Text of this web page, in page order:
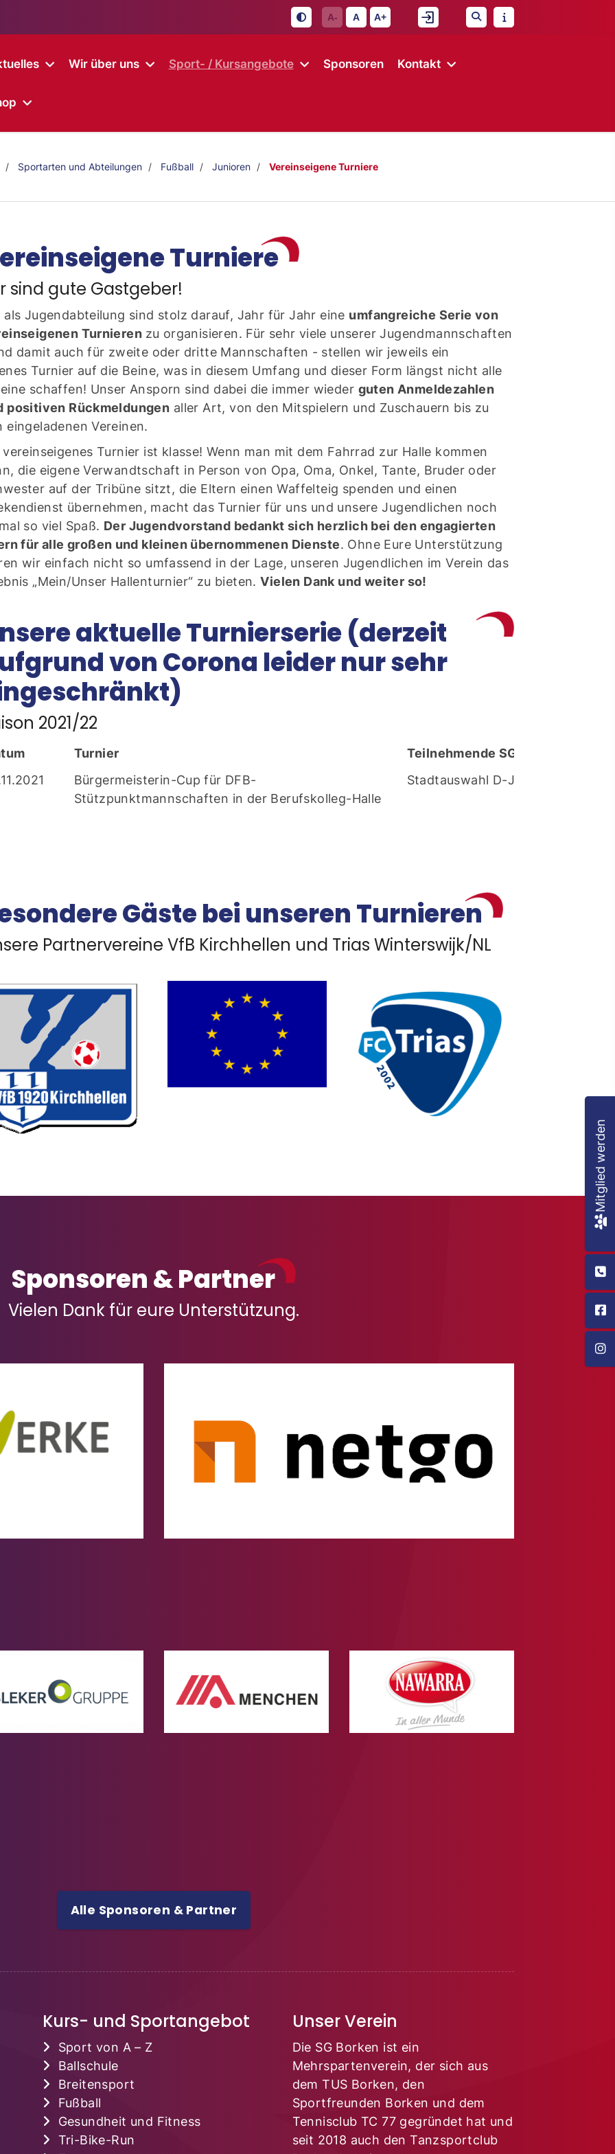
A- A A+
Wir über uns Sport- / Kursangebote Sponsoren Kontakt
Sportarten und Abteilungen Fußball Junioren Vereinseigene Turniere
Turniere
sind gute Gastgeber!
als Jugendabteilung sind stolz darauf, Jahr für Jahr eine umfangreiche Serie von
Turnieren zu organisieren. Für sehr viele unserer Jugendmannschaften
damit auch für zweite oder dritte Mannschaften - stellen wir jeweils ein
Turnier auf die Beine, was in diesem Umfang und dieser Form längst nicht alle
schaffen! Unser Ansporn sind dabei die immer wieder guten Anmeldezahlen
positiven Rückmeldungen aller Art, von den Mitspielern und Zuschauern bis zu
eingeladenen Vereinen.
vereinseigenes Turnier ist klasse! Wenn man mit dem Fahrrad zur Halle kommen
die eigene Verwandtschaft in Person von Opa, Oma, Onkel, Tante, Bruder oder
auf der Tribüne sitzt, die Eltern einen Waffelteig spenden und einen
übernehmen, macht das Turnier für uns und unsere Jugendlichen noch
so viel Spaß. Der Jugendvorstand bedankt sich herzlich bei den engagierten
für alle großen und kleinen übernommenen Dienste. Ohne Eure Unterstützung
wir einfach nicht so umfassend in der Lage, unseren Jugendlichen im Verein das
„Mein/Unser Hallenturnier“ zu bieten.Vielen Dank und weiter so!
aktuelle Turnierserie (derzeit
von Corona leider nur sehr
2021/22
Turnier
Teilnehmende SG-Teams
Bürgermeisterin-Cup für DFB-
Stützpunktmannschaften in der Berufskolleg-Halle
Stadtauswahl D-Jugend
Gäste bei unseren Turnieren
Partnervereine VfB Kirchhellen und Trias Winterswijk/NL
Sponsoren & Partner
Vielen Dank für eure Unterstützung.
Alle Sponsoren & Partner
Kurs- und Sportangebot
Sport von A – Z
Ballschule
Breitensport
Fußball
Gesundheit und Fitness
Tri-Bike-Run
Unser Verein
Die SG Borken ist ein
Mehrspartenverein, der sich aus
dem TUS Borken, den
Sportfreunden Borken und dem
Tennisclub TC 77 gegründet hat und
seit 2018 auch den Tanzsportclub
Mitglied werden
Mitglieder-Service
Downloads
Fragen & Antworten
Kontakt
Geschäftsstelle
SG Borken
Adresse: Feldmark 5
46325 Borken
info@sg-borken.de